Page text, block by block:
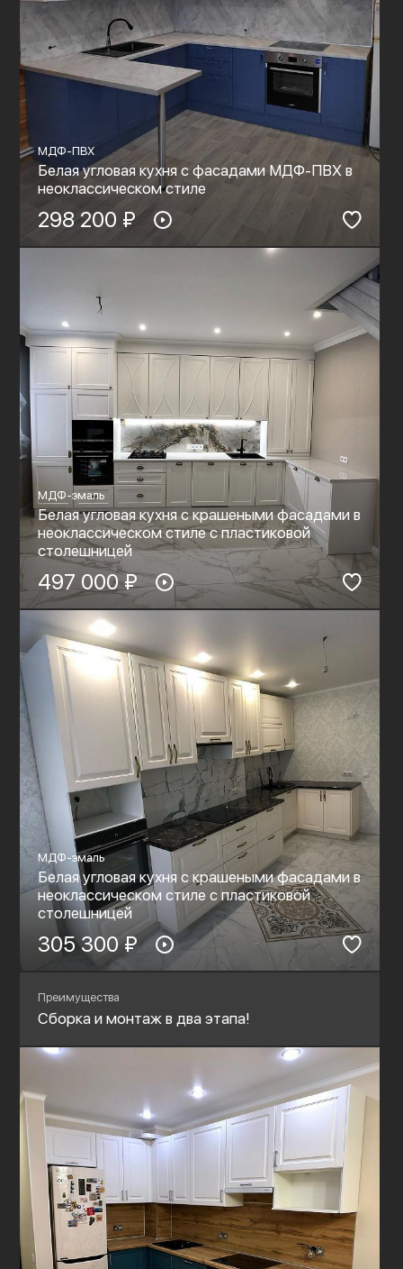
МДФ-ПВХ
Белая угловая кухня с фасадами МДФ-ПВХ в
неоклассическом стиле
298 200 ₽
МДФ-эмаль
Белая угловая кухня с крашеными фасадами в
неоклассическом стиле с пластиковой
столешницей
497 000 ₽
МДФ-эмаль
Белая угловая кухня с крашеными фасадами в
неоклассическом стиле с пластиковой
столешницей
305 300 ₽
Преимущества
Сборка и монтаж в два этапа!